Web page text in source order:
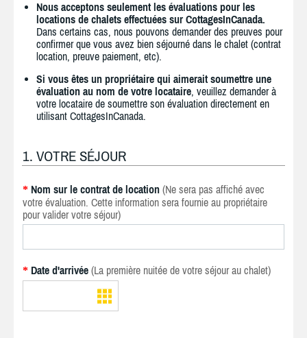
Nous acceptons seulement les évaluations pour les
locations de chalets effectuées sur CottagesInCanada.
Dans certains cas, nous pouvons demander des preuves pour
confirmer que vous avez bien séjourné dans le chalet (contrat
location, preuve paiement, etc).
Si vous êtes un propriétaire qui aimerait soumettre une
évaluation au nom de votre locataire, veuillez demander à
votre locataire de soumettre son évaluation directement en
utilisant CottagesInCanada.
1. VOTRE SÉJOUR
* Nom sur le contrat de location (Ne sera pas affiché avec
votre évaluation. Cette information sera fournie au propriétaire
pour valider votre séjour)
* Date d'arrivée (La première nuitée de votre séjour au chalet)